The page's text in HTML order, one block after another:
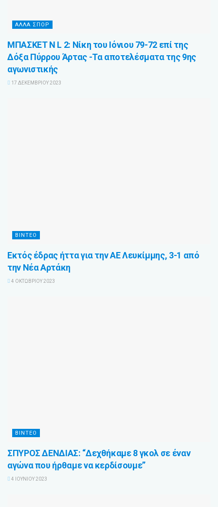
ΆΛΛΑ ΣΠΌΡ
ΜΠΑΣΚΕΤ N L 2: Νίκη του Ιόνιου 79-72 επί της
Δόξα Πύρρου Άρτας -Τα αποτελέσματα της 9ης
αγωνιστικής
17 ΔΕΚΕΜΒΡΊΟΥ 2023
ΒΊΝΤΕΟ
Εκτός έδρας ήττα για την ΑΕ Λευκίμμης, 3-1 από
την Νέα Αρτάκη
4 ΟΚΤΩΒΡΊΟΥ 2023
ΒΊΝΤΕΟ
ΣΠΥΡΟΣ ΔΕΝΔΙΑΣ: “Δεχθήκαμε 8 γκολ σε έναν
αγώνα που ήρθαμε να κερδίσουμε”
4 ΙΟΥΝΊΟΥ 2023